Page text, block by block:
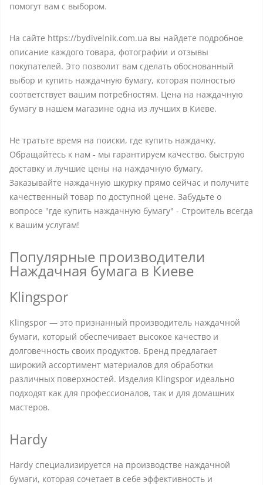
помогут вам с выбором.
На сайте https://bydivelnik.com.ua вы найдете подробное
описание каждого товара, фотографии и отзывы
покупателей. Это позволит вам сделать обоснованный
выбор и купить наждачную бумагу, которая полностью
соответствует вашим потребностям. Цена на наждачную
бумагу в нашем магазине одна из лучших в Киеве.
Не тратьте время на поиски, где купить наждачку.
Обращайтесь к нам - мы гарантируем качество, быструю
доставку и лучшие цены на наждачную бумагу.
Заказывайте наждачную шкурку прямо сейчас и получите
качественный товар по доступной цене. Забудьте о
вопросе "где купить наждачную бумагу" - Строитель всегда
к вашим услугам!
Популярные производители
Наждачная бумага в Киеве
Klingspor
Klingspor — это признанный производитель наждачной
бумаги, который обеспечивает высокое качество и
долговечность своих продуктов. Бренд предлагает
широкий ассортимент материалов для обработки
различных поверхностей. Изделия Klingspor идеально
подходят как для профессионалов, так и для домашних
мастеров.
Hardy
Hardy специализируется на производстве наждачной
бумаги, которая сочетает в себе эффективность и